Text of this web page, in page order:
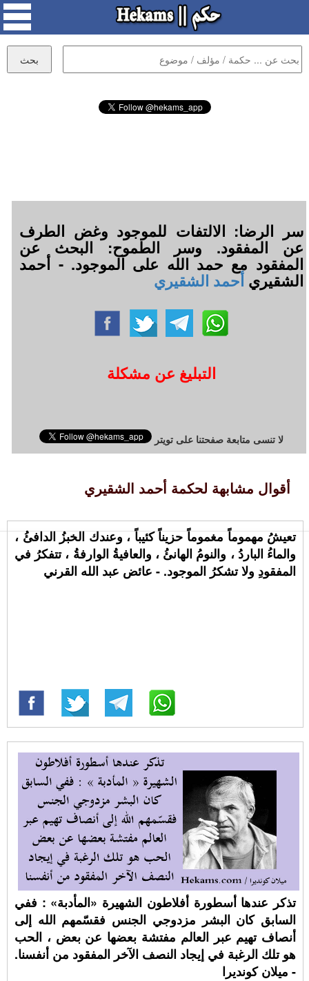
سر الرضا: الالتفات للموجود وغض الطرف
عن المفقود. وسر الطموح: البحث عن
المفقود مع حمد الله على الموجود. - أحمد
الشقيريأحمد الشقيري
التبليغ عن مشكلة
لا تنسى متابعة صفحتنا على تويتر
أقوال مشابهة لحكمة أحمد الشقيري
تعيشُ مهموماً مغموماً حزيناً كئيباً ، وعندك الخبزُ الدافئُ ،
والماءُ الباردُ ، والنومُ الهانئُ ، والعافيةُ الوارفةُ ، تتفكرُ في
المفقودِ ولا تشكرُ الموجود. - عائض عبد الله القرني
تذكر عندها أسطورة أفلاطون الشهيرة «المأدبة» : ففي
السابق كان البشر مزدوجي الجنس فقسّمهم الله إلى
أنصاف تهيم عبر العالم مفتشة بعضها عن بعض ، الحب
هو تلك الرغبة في إيجاد النصف الآخر المفقود من أنفسنا.
- ميلان كونديرا